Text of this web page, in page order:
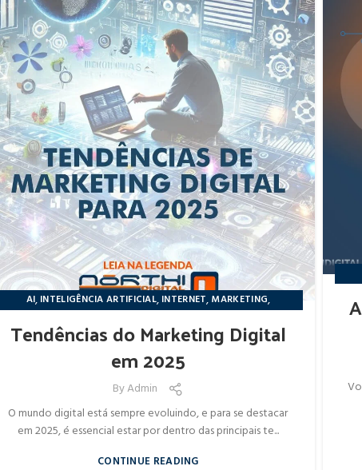
AI, INTELIGÊNCIA ARTIFICIAL, INTERNET, MARKETING,
Tendências do Marketing Digital
em 2025
ByAdmin
O mundo digital está sempre evoluindo, e para se destacar
em 2025, é essencial estar por dentro das principais te...
CONTINUE READING